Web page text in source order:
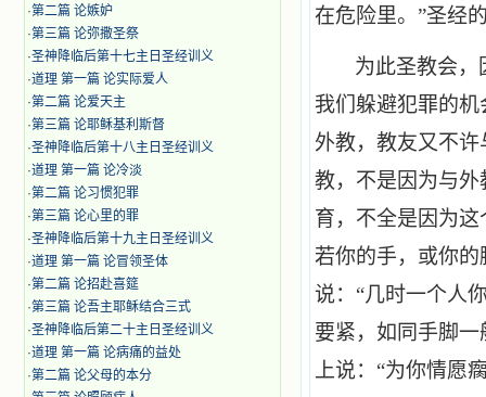
·第二篇 论嫉妒
·第三篇 论弥撒圣祭
·圣神降临后第十七主日圣经训义
·道理 第一篇 论实际爱人
·第二篇 论爱天主
·第三篇 论耶稣基利斯督
·圣神降临后第十八主日圣经训义
·道理 第一篇 论冷淡
·第二篇 论习惯犯罪
·第三篇 论心里的罪
·圣神降临后第十九主日圣经训义
·道理 第一篇 论冒领圣体
·第二篇 论招赴喜筵
·第三篇 论吾主耶稣结合三式
·圣神降临后第二十主日圣经训义
·道理 第一篇 论病痛的益处
·第二篇 论父母的本分
在危险里。”圣经
为此圣教会，
我们躲避犯罪的
外教，教友又不
教，不是因为与
育，不全是因为
若你的手，或你
说：“几时一个人
要紧，如同手脚
上说：“为你情愿